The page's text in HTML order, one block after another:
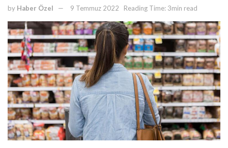
by Haber Özel 9 Temmuz 2022 Reading Time: 3min read